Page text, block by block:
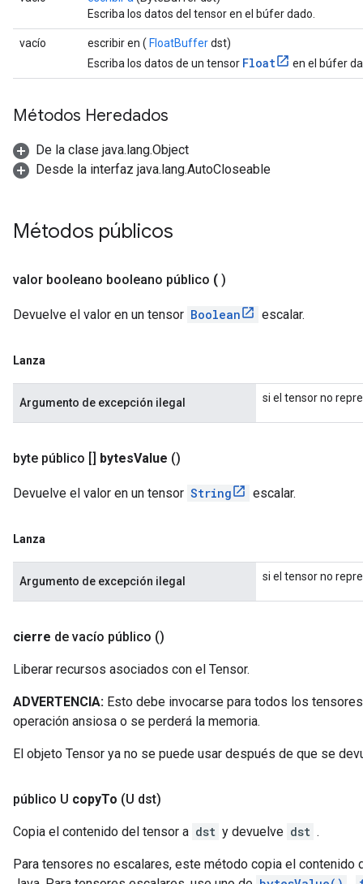
Escriba los datos del tensor en el búfer dado.
vacío escribir en ( FloatBufferdst)
Escriba los datos de un tensor Float en el búfer
Métodos Heredados
De la clase java.lang.Object
Desde la interfaz java.lang.AutoCloseable
Métodos públicos
valor booleano booleano público ( )
Devuelve el valor en un tensor Boolean escalar.
Lanza
Argumento de excepción ilegal si el tensor no
byte público [] bytesValue ()
Devuelve el valor en un tensor String escalar.
Lanza
Argumento de excepción ilegal si el tensor no
cierre de vacío público ()
Liberar recursos asociados con el Tensor.
ADVERTENCIA: Esto debe invocarse para todos los
operación ansiosa o se perderá la memoria.
El objeto Tensor ya no se puede usar después de que se
público U copyTo (U dst)
Copia el contenido del tensor a dst y devuelve dst .
Para tensores no escalares, este método copia el contenido